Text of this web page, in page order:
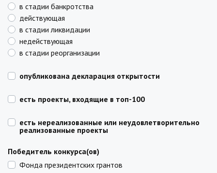
в стадии банкротства
действующая
в стадии ликвидации
недействующая
в стадии реорганизации
опубликована декларация открытости
есть проекты, входящие в топ-100
есть нереализованные или неудовлетворительно
реализованные проекты
Победитель конкурса(ов)
Фонда президентских грантов